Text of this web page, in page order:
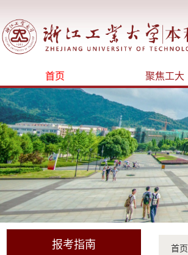
首页 聚焦工大
报考指南 首页